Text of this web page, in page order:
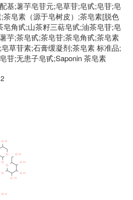
基;薯芋皂苷元;皂草苷;皂甙;皂苷;皂
茶皂素（源于皂树皮）;茶皂素[脱色
皂角甙;山茶籽三萜皂甙;油茶皂苷;皂
芋;茶皂甙;茶皂苷;茶皂角甙;茶皂素
皂草苷素;石膏缓凝剂;茶皂素 标准品;
苷;无患子皂甙;Saponin 茶皂素